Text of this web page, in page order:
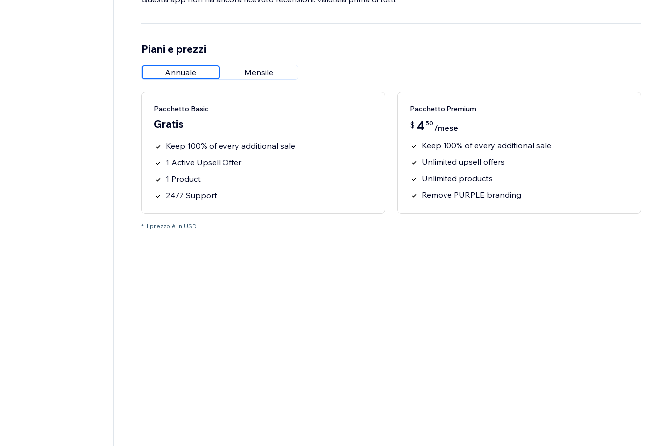
Piani e prezzi
Annuale Mensile
Pacchetto Basic
Gratis
Keep 100% of every additional sale
1 Active Upsell Offer
1 Product
24/7 Support
Pacchetto Premium
$ 4 50 /mese
Keep 100% of every additional sale
Unlimited upsell offers
Unlimited products
Remove PURPLE branding
* Il prezzo è in USD.